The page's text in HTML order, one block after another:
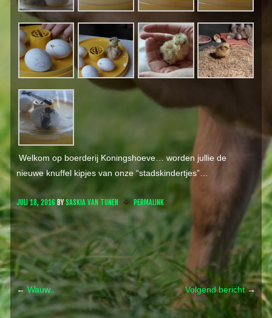
Welkom op boerderij Koningshoeve… worden jullie de
nieuwe knuffel kipjes van onze “stadskindertjes”…
JULI 18, 2016BY SASKIA VAN TUNEN PERMALINK
← Wauw.. Volgend bericht→